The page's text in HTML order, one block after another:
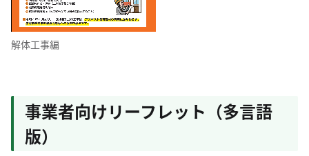
解体工事編
事業者向けリーフレット（多言語
版）